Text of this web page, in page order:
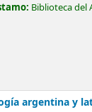
Biblioteca del
argentina y